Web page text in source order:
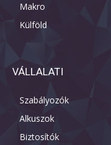
Makro
Külföld
VÁLLALATI
Szabályozók
Alkuszok
Biztosítók